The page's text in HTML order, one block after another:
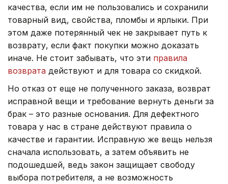
качества, если им не пользовались и сохранили
товарный вид, свойства, пломбы и ярлыки. При
этом даже потерянный чек не закрывает путь к
возврату, если факт покупки можно доказать
иначе. Не стоит забывать, что эти правила
возврата действуют и для товара со скидкой.
Но отказ от еще не полученного заказа, возврат
исправной вещи и требование вернуть деньги за
брак – это разные основания. Для дефектного
товара у нас в стране действуют правила о
качестве и гарантии. Исправную же вещь нельзя
сначала использовать, а затем объявить не
подошедшей, ведь закон защищает свободу
выбора потребителя, а не возможность